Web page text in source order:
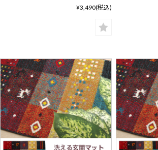
¥3,490(税込)